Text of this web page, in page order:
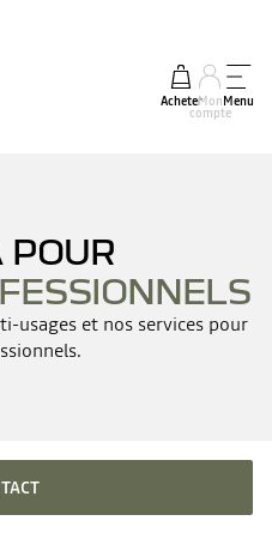
AcheterMon
compte
Menu
POUR
usages et nos services pour